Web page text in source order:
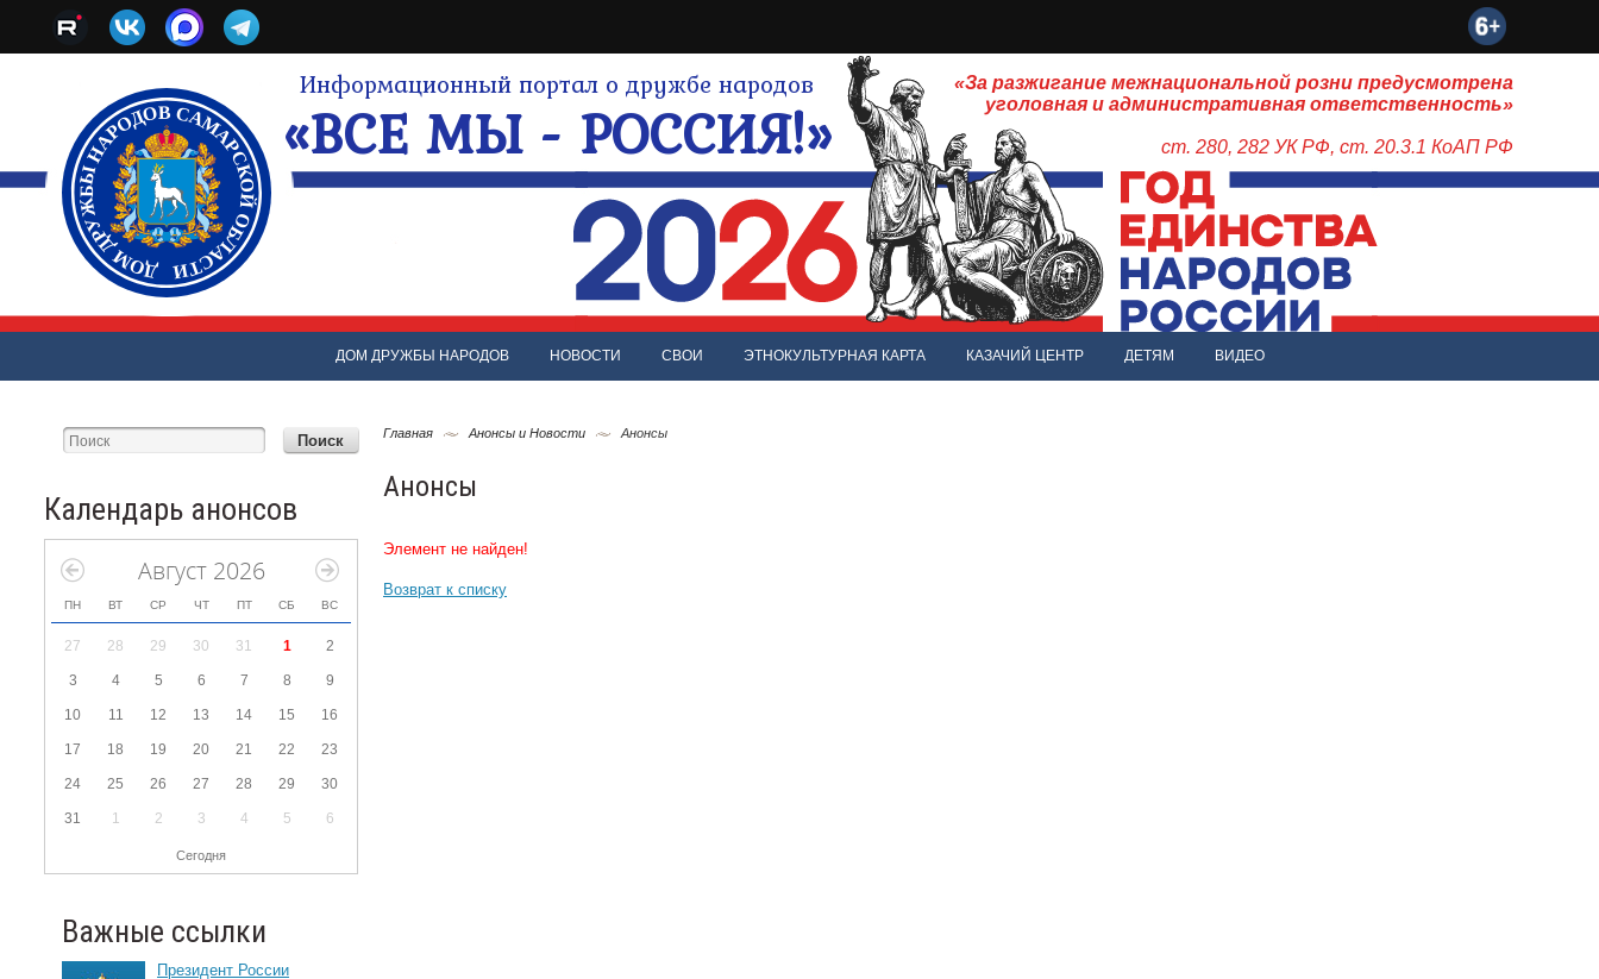
Информационный портал о дружбе народов
«ВСЕ МЫ - РОССИЯ!»
«За разжигание межнациональной розни предусмотрена
уголовная и административная ответственность»
ст. 280, 282 УК РФ, ст. 20.3.1 КоАП РФ
ДОМ ДРУЖБЫ НАРОДОВ НОВОСТИ СВОИ ЭТНОКУЛЬТУРНАЯ КАРТА КАЗАЧИЙ ЦЕНТР ДЕТЯМ ВИДЕО
Календарь анонсов
Август 2026
ПН ВТ СР ЧТ ПТ СБ ВС
27 28 29 30 31 1 2
3 4 5 6 7 8 9
10 11 12 13 14 15 16
17 18 19 20 21 22 23
24 25 26 27 28 29 30
31 1 2 3 4 5 6
Сегодня
Важные ссылки
Президент России
Главная Анонсы и Новости Анонсы
Анонсы
Элемент не найден!
Возврат к списку